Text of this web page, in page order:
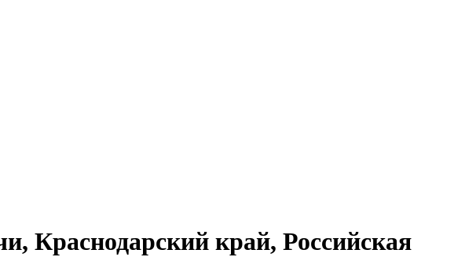
Краснодарский край, Российская